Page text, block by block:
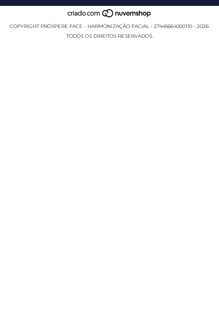
COPYRIGHT PRÒSPERE FACE - HARMONIZAÇÃO FACIAL - 27445664000110 - 2026.
TODOS OS DIREITOS RESERVADOS.